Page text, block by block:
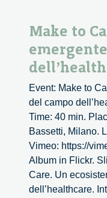
Make to
Event: Make to
del campo
Time: 40 min.
Bassetti, Milano.
Vimeo: https://
Album in Flickr.
Care. Un
dell’healthcare.